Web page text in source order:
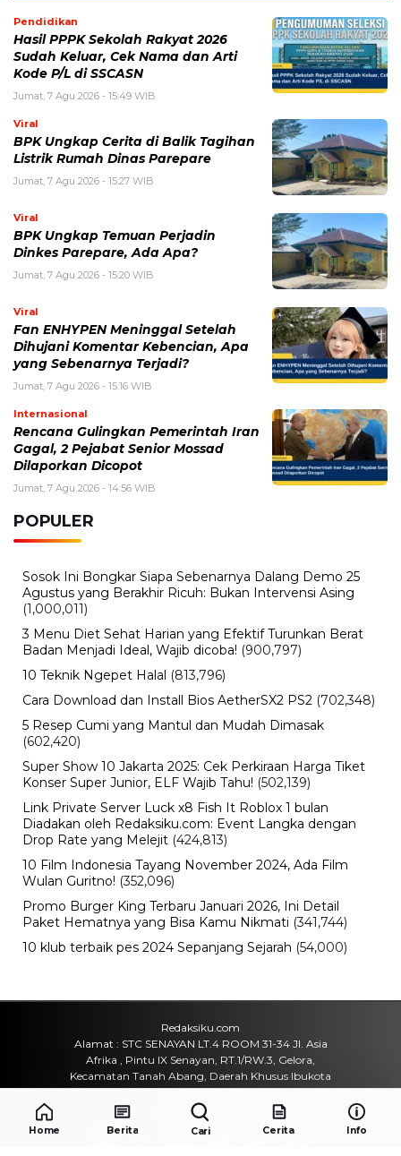
Pendidikan
Hasil PPPK Sekolah Rakyat 2026
Sudah Keluar, Cek Nama dan Arti
Kode P/L di SSCASN
Jumat, 7 Agu 2026 - 15:49 WIB
Viral
BPK Ungkap Cerita di Balik Tagihan
Listrik Rumah Dinas Parepare
Jumat, 7 Agu 2026 - 15:27 WIB
Viral
BPK Ungkap Temuan Perjadin
Dinkes Parepare, Ada Apa?
Jumat, 7 Agu 2026 - 15:20 WIB
Viral
Fan ENHYPEN Meninggal Setelah
Dihujani Komentar Kebencian, Apa
yang Sebenarnya Terjadi?
Jumat, 7 Agu 2026 - 15:16 WIB
Internasional
Rencana Gulingkan Pemerintah Iran
Gagal, 2 Pejabat Senior Mossad
Dilaporkan Dicopot
Jumat, 7 Agu 2026 - 14:56 WIB
POPULER
Sosok Ini Bongkar Siapa Sebenarnya Dalang Demo 25
Agustus yang Berakhir Ricuh: Bukan Intervensi Asing
(1,000,011)
3 Menu Diet Sehat Harian yang Efektif Turunkan Berat
Badan Menjadi Ideal, Wajib dicoba! (900,797)
10 Teknik Ngepet Halal (813,796)
Cara Download dan Install Bios AetherSX2 PS2 (702,348)
5 Resep Cumi yang Mantul dan Mudah Dimasak
(602,420)
Super Show 10 Jakarta 2025: Cek Perkiraan Harga Tiket
Konser Super Junior, ELF Wajib Tahu! (502,139)
Link Private Server Luck x8 Fish It Roblox 1 bulan
Diadakan oleh Redaksiku.com: Event Langka dengan
Drop Rate yang Melejit (424,813)
10 Film Indonesia Tayang November 2024, Ada Film
Wulan Guritno! (352,096)
Promo Burger King Terbaru Januari 2026, Ini Detail
Paket Hematnya yang Bisa Kamu Nikmati (341,744)
10 klub terbaik pes 2024 Sepanjang Sejarah (54,000)
Redaksiku.com
Alamat : STC SENAYAN LT.4 ROOM 31-34 Jl. Asia
Afrika , Pintu IX Senayan, RT.1/RW.3, Gelora,
Kecamatan Tanah Abang, Daerah Khusus Ibukota
Jakarta 10270
Email : redaksiku.official@gmail.com
Home Berita Cari Cerita Info